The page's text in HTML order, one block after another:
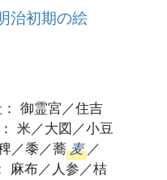
治初期の絵
御霊宮／住吉
米／大図／小豆
／黍／蕎 麦 ／
麻布／人参／桔